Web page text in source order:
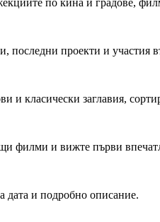
по кина и градове,
последни проекти и участия
и класически заглавия,
филми и вижте първи
дата и подробно описание.